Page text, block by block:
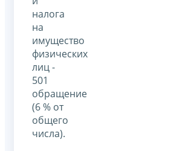
налога
на
имущество
физических
лиц -
501
обращение
(6 % от
общего
числа).